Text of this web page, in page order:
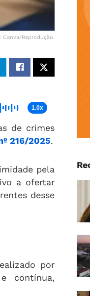
Canva/Reprodução.
1.0x
de crimes
216/2025.
pela
a ofertar
desse
por
contínua,